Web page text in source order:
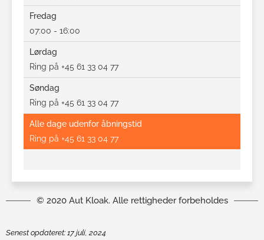
Fredag
07:00 - 16:00
Lørdag
Ring på +45 61 33 04 77
Søndag
Ring på +45 61 33 04 77
Alle dage udenfor åbningstid
Ring på +45 61 33 04 77
© 2020 Aut Kloak. Alle rettigheder forbeholdes
Senest opdateret: 17 juli, 2024